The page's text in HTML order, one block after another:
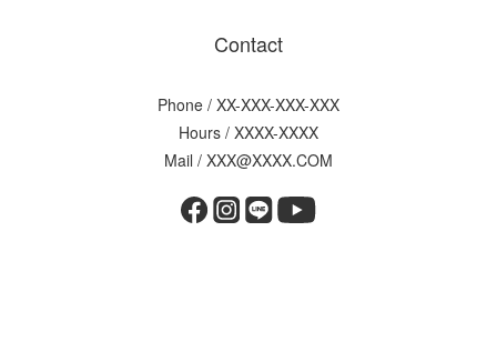
Contact
Phone / XX-XXX-XXX-XXX
Hours / XXXX-XXXX
Mail / XXX@XXXX.COM